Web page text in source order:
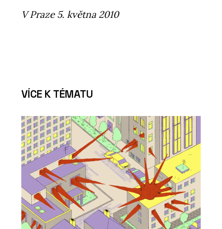
V Praze 5. května 2010
VÍCE K TÉMATU